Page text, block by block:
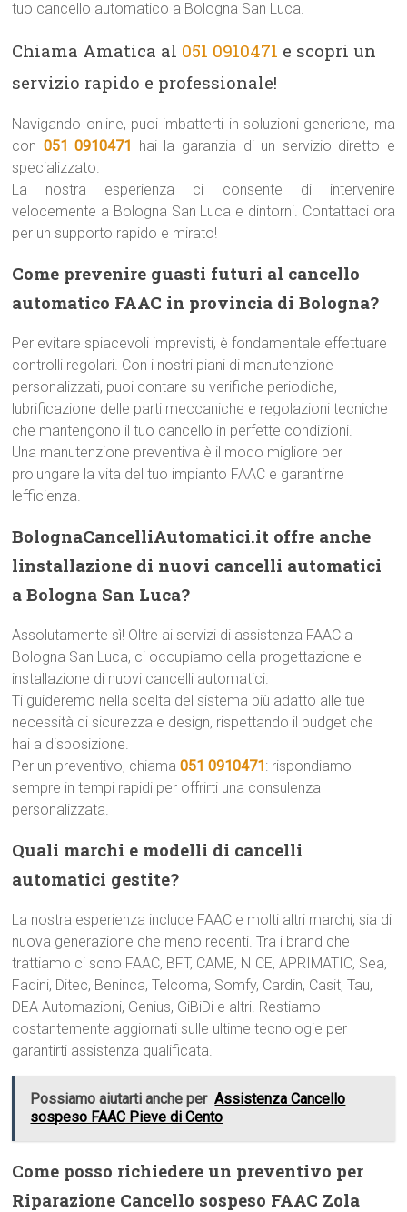
tuo cancello automatico a Bologna San Luca.
Chiama Amatica al 051 0910471 e scopri un
servizio rapido e professionale!
Navigando online, puoi imbatterti in soluzioni generiche, ma
con 051 0910471 hai la garanzia di un servizio diretto e
specializzato.
La nostra esperienza ci consente di intervenire
velocemente a Bologna San Luca e dintorni. Contattaci ora
per un supporto rapido e mirato!
Come prevenire guasti futuri al cancello
automatico FAAC in provincia di Bologna?
Per evitare spiacevoli imprevisti, è fondamentale effettuare
controlli regolari. Con i nostri piani di manutenzione
personalizzati, puoi contare su verifiche periodiche,
lubrificazione delle parti meccaniche e regolazioni tecniche
che mantengono il tuo cancello in perfette condizioni.
Una manutenzione preventiva è il modo migliore per
prolungare la vita del tuo impianto FAAC e garantirne
lefficienza.
BolognaCancelliAutomatici.it offre anche
linstallazione di nuovi cancelli automatici
a Bologna San Luca?
Assolutamente sì! Oltre ai servizi di assistenza FAAC a
Bologna San Luca, ci occupiamo della progettazione e
installazione di nuovi cancelli automatici.
Ti guideremo nella scelta del sistema più adatto alle tue
necessità di sicurezza e design, rispettando il budget che
hai a disposizione.
Per un preventivo, chiama051 0910471: rispondiamo
sempre in tempi rapidi per offrirti una consulenza
personalizzata.
Quali marchi e modelli di cancelli
automatici gestite?
La nostra esperienza include FAAC e molti altri marchi, sia di
nuova generazione che meno recenti. Tra i brand che
trattiamo ci sono FAAC, BFT, CAME, NICE, APRIMATIC, Sea,
Fadini, Ditec, Beninca, Telcoma, Somfy, Cardin, Casit, Tau,
DEA Automazioni, Genius, GiBiDi e altri. Restiamo
costantemente aggiornati sulle ultime tecnologie per
garantirti assistenza qualificata.
Possiamo aiutarti anche per Assistenza Cancello
sospeso FAAC Pieve di Cento
Come posso richiedere un preventivo per
Riparazione Cancello sospeso FAAC Zola